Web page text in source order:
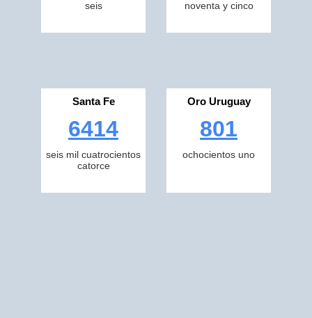
seis
noventa y cinco
Santa Fe
6414
seis mil cuatrocientos
catorce
Oro Uruguay
801
ochocientos uno